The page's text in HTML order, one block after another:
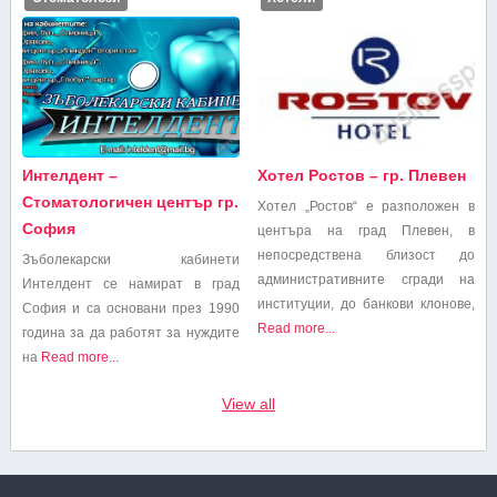
Интелдент –
Стоматологичен център гр.
София
Зъболекарски кабинети
Интелдент се намират в град
София и са основани през 1990
година за да работят за нуждите
на Read more...
Хотел Ростов – гр. Плевен
Хотел „Ростов“ е разположен в
центъра на град Плевен, в
непосредствена близост до
административните сгради на
институции, до банкови клонове,
Read more...
View all